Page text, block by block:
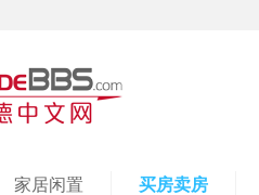
家居闲置 买房卖房